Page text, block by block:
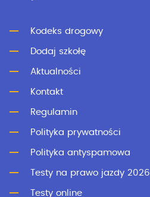
Kodeks drogowy
Dodaj szkołę
Aktualności
Kontakt
Regulamin
Polityka prywatności
Polityka antyspamowa
Testy na prawo jazdy 2026
Testy online